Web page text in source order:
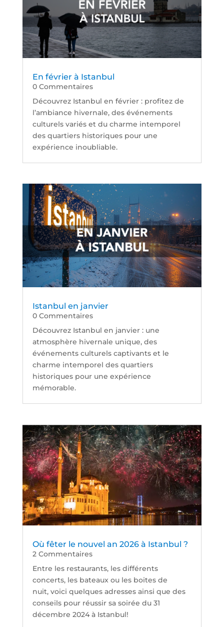
En février à Istanbul
0 Commentaires
Découvrez Istanbul en février : profitez de
l’ambiance hivernale, des événements
culturels variés et du charme intemporel
des quartiers historiques pour une
expérience inoubliable.
Istanbul en janvier
0 Commentaires
Découvrez Istanbul en janvier : une
atmosphère hivernale unique, des
événements culturels captivants et le
charme intemporel des quartiers
historiques pour une expérience
mémorable.
Où fêter le nouvel an 2026 à Istanbul ?
2 Commentaires
Entre les restaurants, les différents
concerts, les bateaux ou les boites de
nuit, voici quelques adresses ainsi que des
conseils pour réussir sa soirée du 31
décembre 2024 à Istanbul!